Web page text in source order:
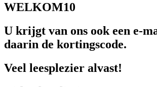
WELKOM10
U krijgt van ons ook een e-
daarin de kortingscode.
Veel leesplezier alvast!